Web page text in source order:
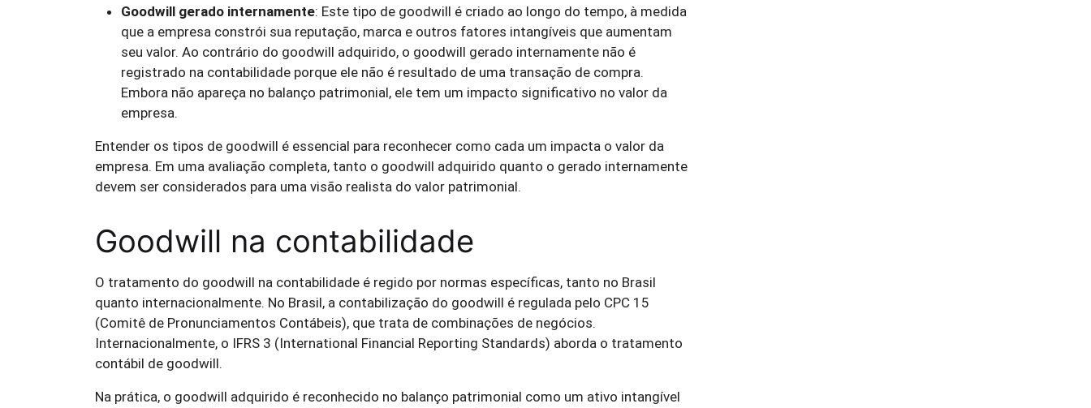
Goodwill gerado internamente: Este tipo de goodwill é criado ao longo do tempo, à medida
que a empresa constrói sua reputação, marca e outros fatores intangíveis que aumentam
seu valor. Ao contrário do goodwill adquirido, o goodwill gerado internamente não é
registrado na contabilidade porque ele não é resultado de uma transação de compra.
Embora não apareça no balanço patrimonial, ele tem um impacto significativo no valor da
empresa.
Entender os tipos de goodwill é essencial para reconhecer como cada um impacta o valor da
empresa. Em uma avaliação completa, tanto o goodwill adquirido quanto o gerado internamente
devem ser considerados para uma visão realista do valor patrimonial.
Goodwill na contabilidade
O tratamento do goodwill na contabilidade é regido por normas específicas, tanto no Brasil
quanto internacionalmente. No Brasil, a contabilização do goodwill é regulada pelo CPC 15
(Comitê de Pronunciamentos Contábeis), que trata de combinações de negócios.
Internacionalmente, o IFRS 3 (International Financial Reporting Standards) aborda o tratamento
contábil de goodwill.
Na prática, o goodwill adquirido é reconhecido no balanço patrimonial como um ativo intangível